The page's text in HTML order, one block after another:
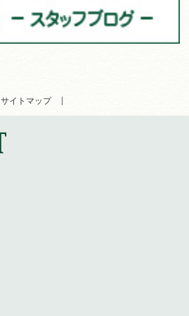
サイトマップ